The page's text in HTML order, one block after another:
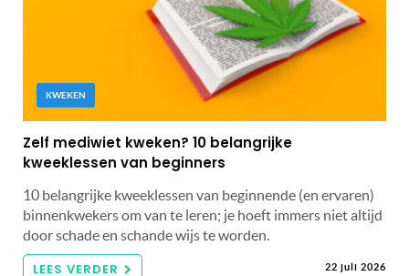
KWEKEN
Zelf mediwiet kweken? 10 belangrijke
kweeklessen van beginners
10 belangrijke kweeklessen van beginnende (en ervaren)
binnenkwekers om van te leren; je hoeft immers niet altijd
door schade en schande wijs te worden.
LEES VERDER 22 juli 2026